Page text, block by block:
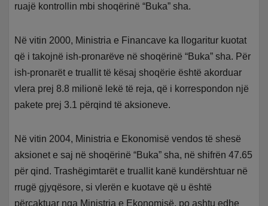
ruajë kontrollin mbi shoqërinë “Buka” sha.
Në vitin 2000, Ministria e Financave ka llogaritur kuotat
që i takojnë ish-pronarëve në shoqërinë “Buka” sha. Për
ish-pronarët e truallit të kësaj shoqërie është akorduar
vlera prej 8.8 milionë lekë të reja, që i korrespondon një
pakete prej 3.1 përqind të aksioneve.
Në vitin 2004, Ministria e Ekonomisë vendos të shesë
aksionet e saj në shoqërinë “Buka” sha, në shifrën 47.65
për qind. Trashëgimtarët e truallit kanë kundërshtuar në
rrugë gjyqësore, si vlerën e kuotave që u është
përcaktuar nga Ministria e Ekonomisë, po ashtu edhe